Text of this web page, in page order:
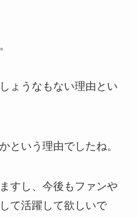
ょうなもない理由とい
という理由でしたね。
すし、今後もファンや
て活躍して欲しいで